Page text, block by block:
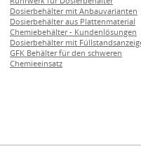
Dosierbehälter mit Anbauvarianten
Dosierbehälter aus Plattenmaterial
Chemiebehälter - Kundenlösungen
Dosierbehälter mit
GFK Behälter für den schweren
Chemieeinsatz